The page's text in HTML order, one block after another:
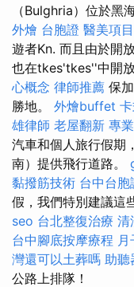
（Bulghria）位於黑
外燴 台胞證 醫美項目
遊者Kn. 而且由於開
也在tkes'tkes''中開
心概念 律師推薦 保
勝地。 外燴buffet
雄律師 老屋翻新 專
汽車和個人旅行假期
南）提供飛行道路。
黏撥筋技術 台中台胞
假，我們特別建議這
seo 台北整復治療 清
台中腳底按摩療程 月
灣還可以土葬嗎 助聽
公路上排隊！